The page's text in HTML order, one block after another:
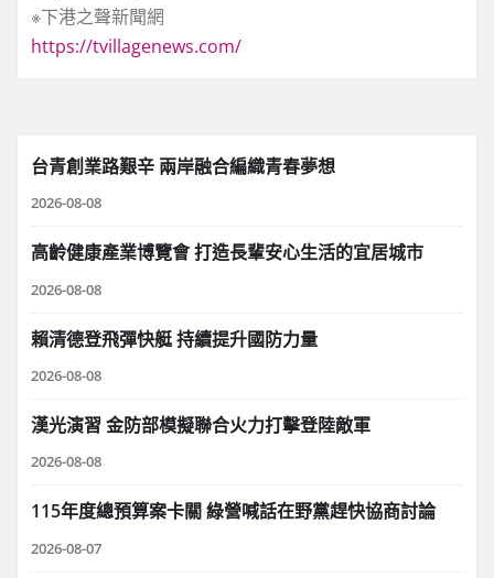
※下港之聲新聞網
https://tvillagenews.com/
台青創業路艱辛 兩岸融合編織青春夢想
2026-08-08
高齡健康產業博覽會 打造長輩安心生活的宜居城市
2026-08-08
賴清德登飛彈快艇 持續提升國防力量
2026-08-08
漢光演習 金防部模擬聯合火力打擊登陸敵軍
2026-08-08
115年度總預算案卡關 綠營喊話在野黨趕快協商討論
2026-08-07